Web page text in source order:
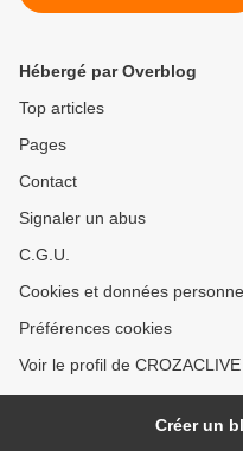
Hébergé par Overblog
Top articles
Pages
Contact
Signaler un abus
C.G.U.
Cookies et données
Préférences cookies
Voir le profil de
Créer un